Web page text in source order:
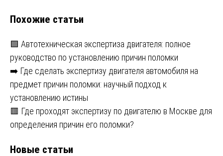
записям
Похожие статьи
🟩 Автотехническая экспертиза двигателя: полное
руководство по установлению причин поломки
➡️ Где сделать экспертизу двигателя автомобиля на
предмет причин поломки: научный подход к
установлению истины
🟥 Где проходят экспертизу по двигателю в Москве для
определения причин его поломки?
Новые статьи